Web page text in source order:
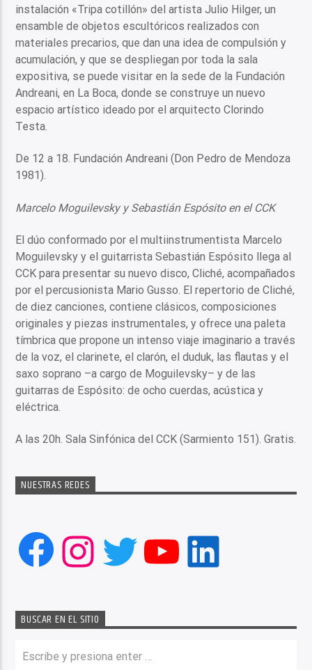
instalación «Tripa cotillón» del artista Julio Hilger, un
ensamble de objetos escultóricos realizados con
materiales precarios, que dan una idea de compulsión y
acumulación, y que se despliegan por toda la sala
expositiva, se puede visitar en la sede de la Fundación
Andreani, en La Boca, donde se construye un nuevo
espacio artístico ideado por el arquitecto Clorindo
Testa.
De 12 a 18. Fundación Andreani (Don Pedro de Mendoza
1981).
Marcelo Moguilevsky y Sebastián Espósito en el CCK
El dúo conformado por el multiinstrumentista Marcelo
Moguilevsky y el guitarrista Sebastián Espósito llega al
CCK para presentar su nuevo disco, Cliché, acompañados
por el percusionista Mario Gusso. El repertorio de Cliché,
de diez canciones, contiene clásicos, composiciones
originales y piezas instrumentales, y ofrece una paleta
tímbrica que propone un intenso viaje imaginario a través
de la voz, el clarinete, el clarón, el duduk, las flautas y el
saxo soprano –a cargo de Moguilevsky– y de las
guitarras de Espósito: de ocho cuerdas, acústica y
eléctrica.
A las 20h. Sala Sinfónica del CCK (Sarmiento 151). Gratis.
NUESTRAS REDES
Facebook
Instagram
Twitter
YouTube
LinkedIn
BUSCAR EN EL SITIO